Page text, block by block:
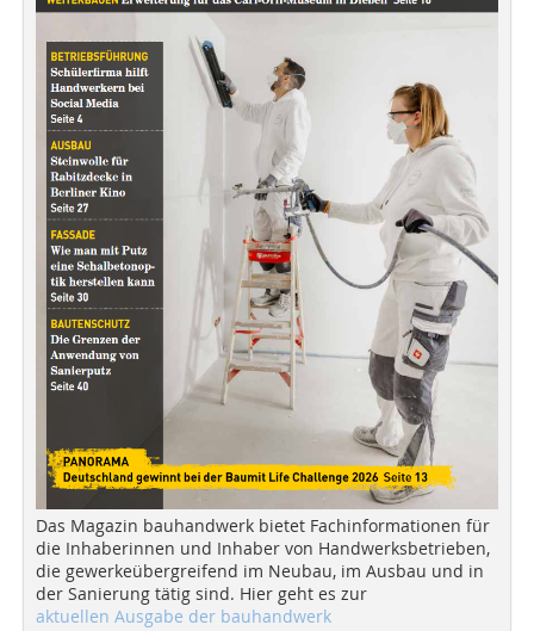
Das Magazin bauhandwerk bietet Fachinformationen für
die Inhaberinnen und Inhaber von Handwerksbetrieben,
die gewerkeübergreifend im Neubau, im Ausbau und in
der Sanierung tätig sind. Hier geht es zur
aktuellen Ausgabe der bauhandwerk